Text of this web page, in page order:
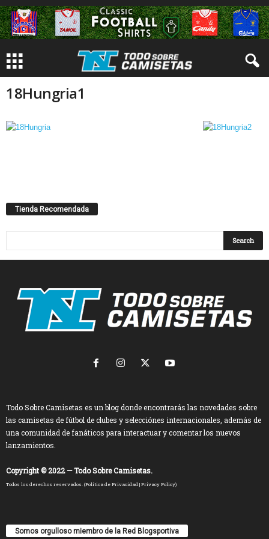
18Hungria1
Tienda Recomendada
Todo Sobre Camisetas es un blog donde encontrarás las novedades sobre
las camisetas de fútbol de clubes y selecciónes internacionales, además de
una comunidad de fanáticos para interactuar y comentar los nuevos
lanzamientos.
Copyright © 2022 — Todo Sobre Camisetas.
Todos los derechos reservados. (Política de Privacidad | Privacy Policy)
Somos orgulloso miembro de la Red Blogsportiva